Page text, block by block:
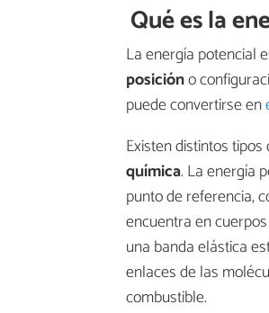
Qué es la
La energía potencial
posicióno
puede convertirse en
Existen distintos
química. La energía
punto de referencia,
encuentra en
una banda elástica
enlaces de las
combustible.